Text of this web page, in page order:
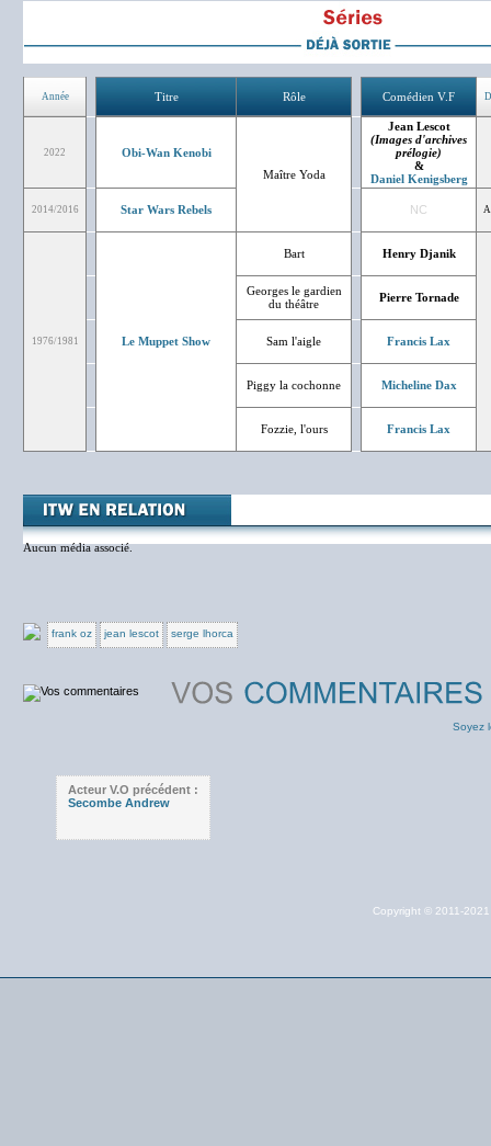
Année Titre Rôle Comédien V.F
2022
Obi-Wan Kenobi
Maître Yoda
Jean Lescot
(Images d'archives
prélogie)
&
Daniel Kenigsberg
2014/2016 Star Wars Rebels NC
1976/1981 Le Muppet Show
Bart Henry Djanik
Georges le gardien
du théâtre
Pierre Tornade
Sam l'aigle Francis Lax
Piggy la cochonne Micheline Dax
Fozzie, l'ours Francis Lax
Aucun média associé.
frank oz jean lescot serge lhorca
Soyez
Acteur V.O précédent :
Secombe Andrew
Copyright © 2011-